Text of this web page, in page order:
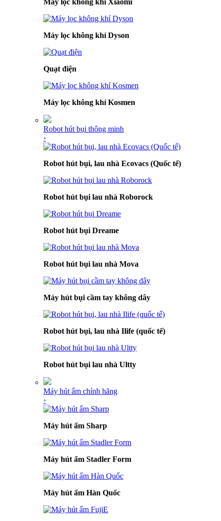
Máy lọc không khí Xiaomi
Máy lọc không khí Dyson
Quạt điện
Máy lọc không khí Kosmen
Robot hút bụi thông minh
›
Robot hút bụi, lau nhà Ecovacs (Quốc tế)
Robot hút bụi lau nhà Roborock
Robot hút bụi Dreame
Robot hút bụi lau nhà Mova
Máy hút bụi cầm tay không dây
Robot hút bụi, lau nhà Ilife (quốc tế)
Robot hút bụi lau nhà Ultty
Máy hút ẩm chính hãng
›
Máy hút ẩm Sharp
Máy hút ẩm Stadler Form
Máy hút ẩm Hàn Quốc